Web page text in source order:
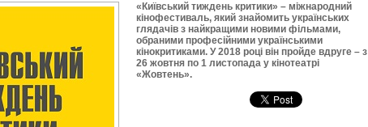
«Київський тиждень критики» – міжнародний
кінофестиваль, який знайомить українських
глядачів з найкращими новими фільмами,
обраними професійними українськими
кінокритиками. У 2018 році він пройде вдруге – з
26 жовтня по 1 листопада у кінотеатрі
«Жовтень».